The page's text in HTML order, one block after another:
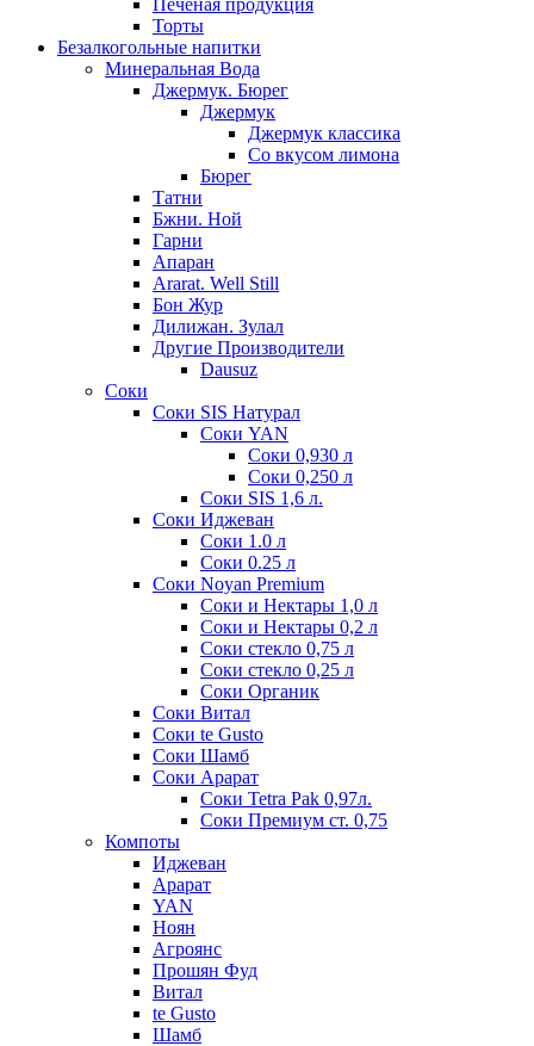
Печёная продукция
Торты
Безалкогольные напитки
Минеральная Вода
Джермук. Бюрег
Джермук
Джермук классика
Со вкусом лимона
Бюрег
Татни
Бжни. Ной
Гарни
Апаран
Ararat. Well Still
Бон Жур
Дилижан. Зулал
Другие Производители
Dausuz
Соки
Соки SIS Натурал
Соки YAN
Соки 0,930 л
Соки 0,250 л
Соки SIS 1,6 л.
Соки Иджеван
Соки 1.0 л
Соки 0.25 л
Соки Noyan Premium
Соки и Нектары 1,0 л
Соки и Нектары 0,2 л
Соки стекло 0,75 л
Соки стекло 0,25 л
Соки Органик
Соки Витал
Соки te Gusto
Соки Шамб
Соки Арарат
Соки Tetra Pak 0,97л.
Соки Премиум ст. 0,75
Компоты
Иджеван
Арарат
YAN
Ноян
Агроянс
Прошян Фуд
Витал
te Gusto
Шамб